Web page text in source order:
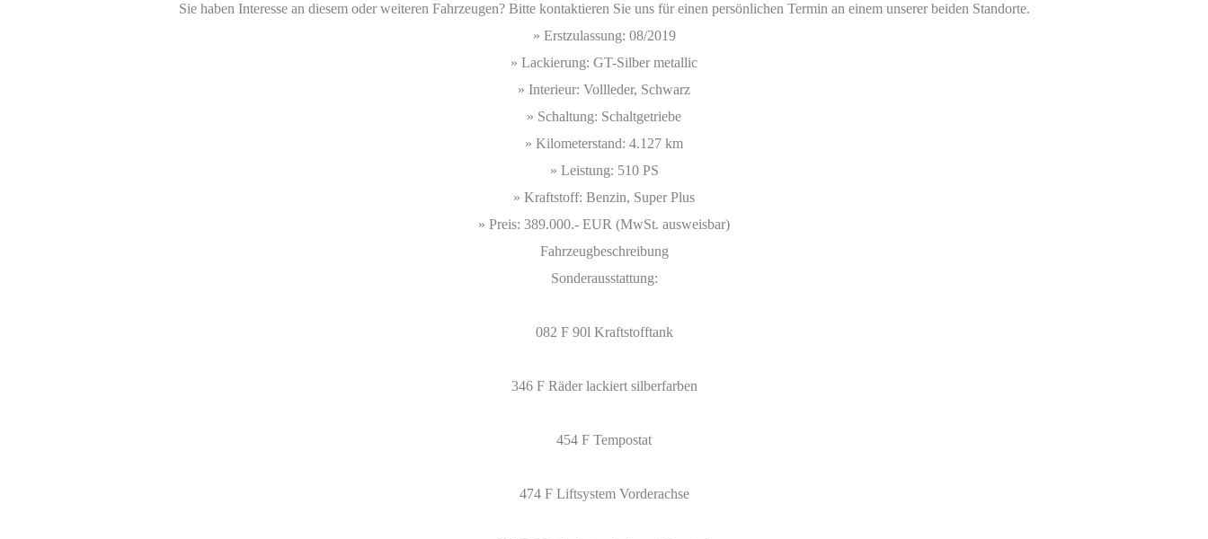
Sie haben Interesse an diesem oder weiteren Fahrzeugen? Bitte kontaktieren Sie uns für einen persönlichen Termin an einem unserer beiden Standorte.
» Erstzulassung: 08/2019
» Lackierung: GT-Silber metallic
» Interieur: Vollleder, Schwarz
» Schaltung: Schaltgetriebe
» Kilometerstand: 4.127 km
» Leistung: 510 PS
» Kraftstoff: Benzin, Super Plus
» Preis: 389.000.- EUR (MwSt. ausweisbar)
Fahrzeugbeschreibung
Sonderausstattung:
082 F 90l Kraftstofftank
346 F Räder lackiert silberfarben
454 F Tempostat
474 F Liftsystem Vorderachse